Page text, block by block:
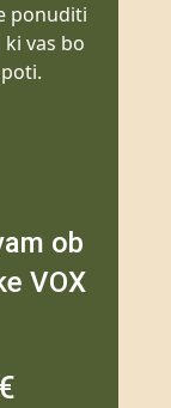
ponuditi
vas bo
ob
VOX